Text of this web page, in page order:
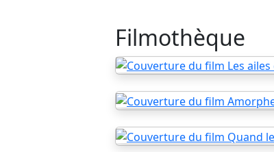
Filmothèque